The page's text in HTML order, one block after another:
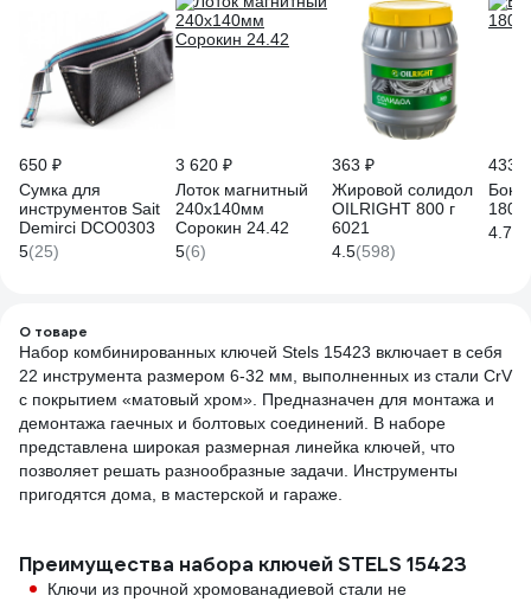
650 ₽
Сумка для
инструментов Sait
Demirci DCO0303
5(25)
3 620 ₽
Лоток магнитный
240х140мм
Сорокин 24.42
5(6)
363 ₽
Жировой солидол
OILRIGHT 800 г
6021
4.5(598)
433 ₽
180
4.7
О товаре
Набор комбинированных ключей Stels 15423 включает в себя
22 инструмента размером 6-32 мм, выполненных из стали CrV
с покрытием «матовый хром». Предназначен для монтажа и
демонтажа гаечных и болтовых соединений. В наборе
представлена широкая размерная линейка ключей, что
позволяет решать разнообразные задачи. Инструменты
пригодятся дома, в мастерской и гараже.
Преимущества набора ключей STELS 15423
Ключи из прочной хромованадиевой стали не